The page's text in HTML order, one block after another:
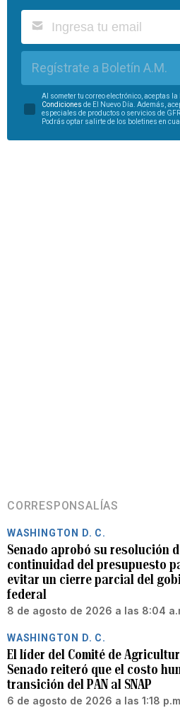
Regístrate a Boletín A.M.
Al someter tu correo electrónico, aceptas la
Condiciones de El Nuevo Día. Además,
especiales de productos o servicios de
Podrás optar salirte de los boletines en
CORRESPONSALÍAS
WASHINGTON D. C.
Senado aprobó su resolución
continuidad del presupuesto
evitar un cierre parcial del
federal
8 de agosto de 2026 a las 8:04
WASHINGTON D. C.
El líder del Comité de
Senado reiteró que el costo
transición del PAN al SNAP
6 de agosto de 2026 a las 1:18